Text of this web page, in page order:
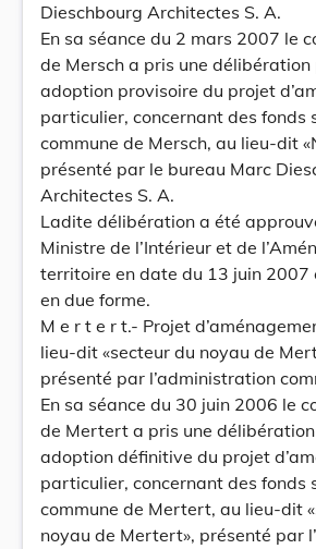
Dieschbourg Architectes S. A.
En sa séance du 2 mars 2007 le
de Mersch a pris une
adoption provisoire du projet
particulier, concernant des fonds
commune de Mersch, au lieu-dit
présenté par le bureau Marc
Architectes S. A.
Ladite délibération a été
Ministre de l’Intérieur et de
territoire en date du 13 juin 2007
en due forme.
M e r t e r t.- Projet
lieu-dit «secteur du noyau de
présenté par l’administration
En sa séance du 30 juin 2006 le
de Mertert a pris une
adoption définitive du projet
particulier, concernant des fonds
commune de Mertert, au lieu-dit
noyau de Mertert», présenté par